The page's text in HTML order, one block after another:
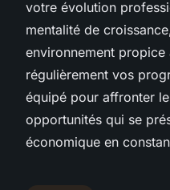
votre évolution
mentalité de
environnement propice
régulièrement vos
équipé pour affronter
opportunités qui se
économique en